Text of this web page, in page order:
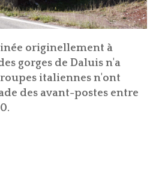
DANS
VAL
originellement à
gorges de Daluis n'a
italiennes n'ont
des avant-postes entre